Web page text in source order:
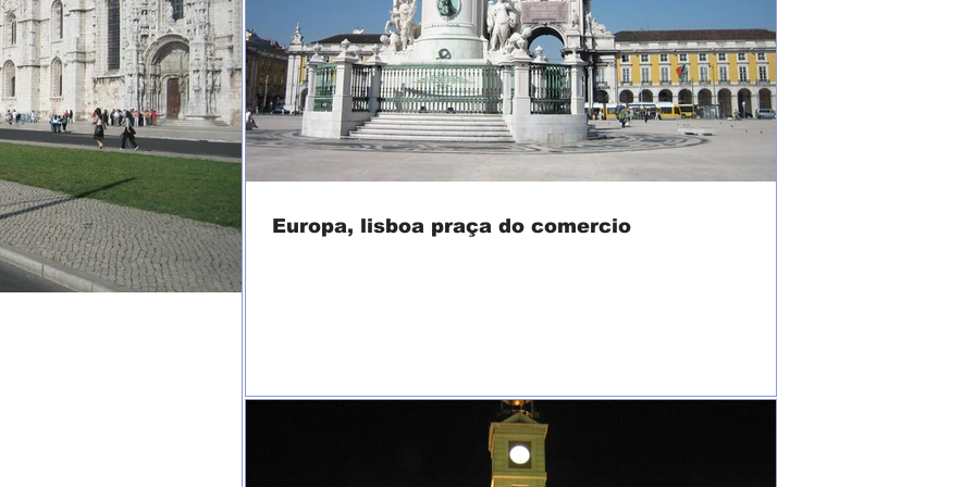
Europa, lisboa praça do comercio